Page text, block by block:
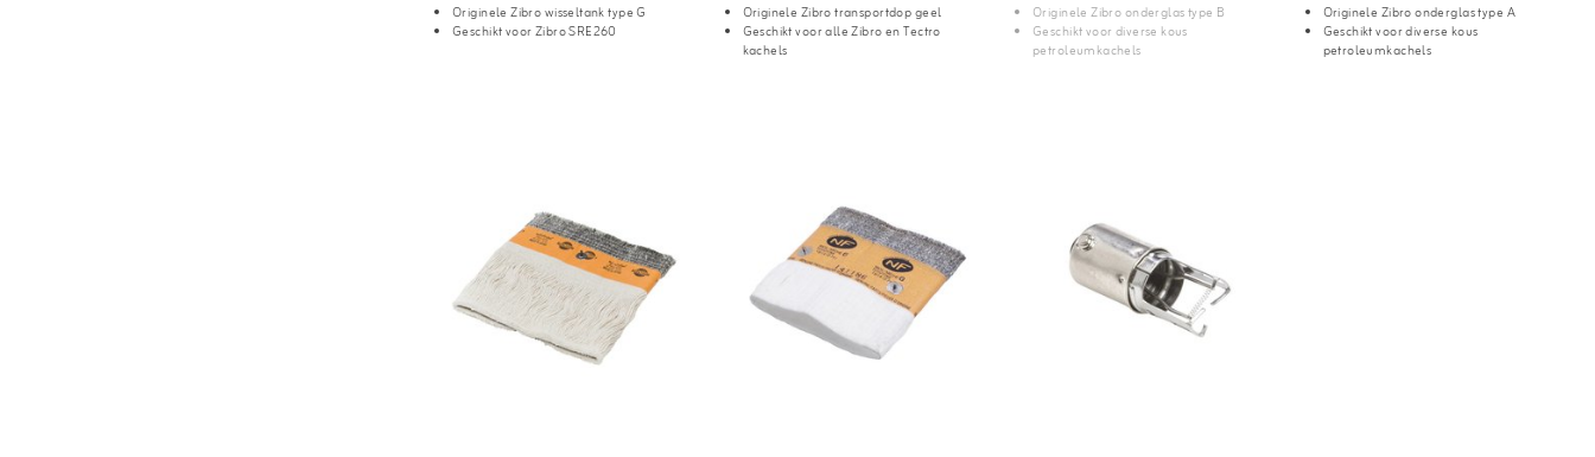
Originele Zibro wisseltank type G
Geschikt voor Zibro SRE260
Originele Zibro transportdop geel
Geschikt voor alle Zibro en Tectro
kachels
Originele Zibro onderglas type B
Geschikt voor diverse kous
petroleumkachels
Originele Zibro onderglas type A
Geschikt voor diverse kous
petroleumkachels